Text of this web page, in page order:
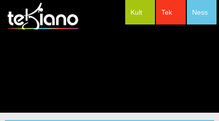
Ness
Tek
Kult